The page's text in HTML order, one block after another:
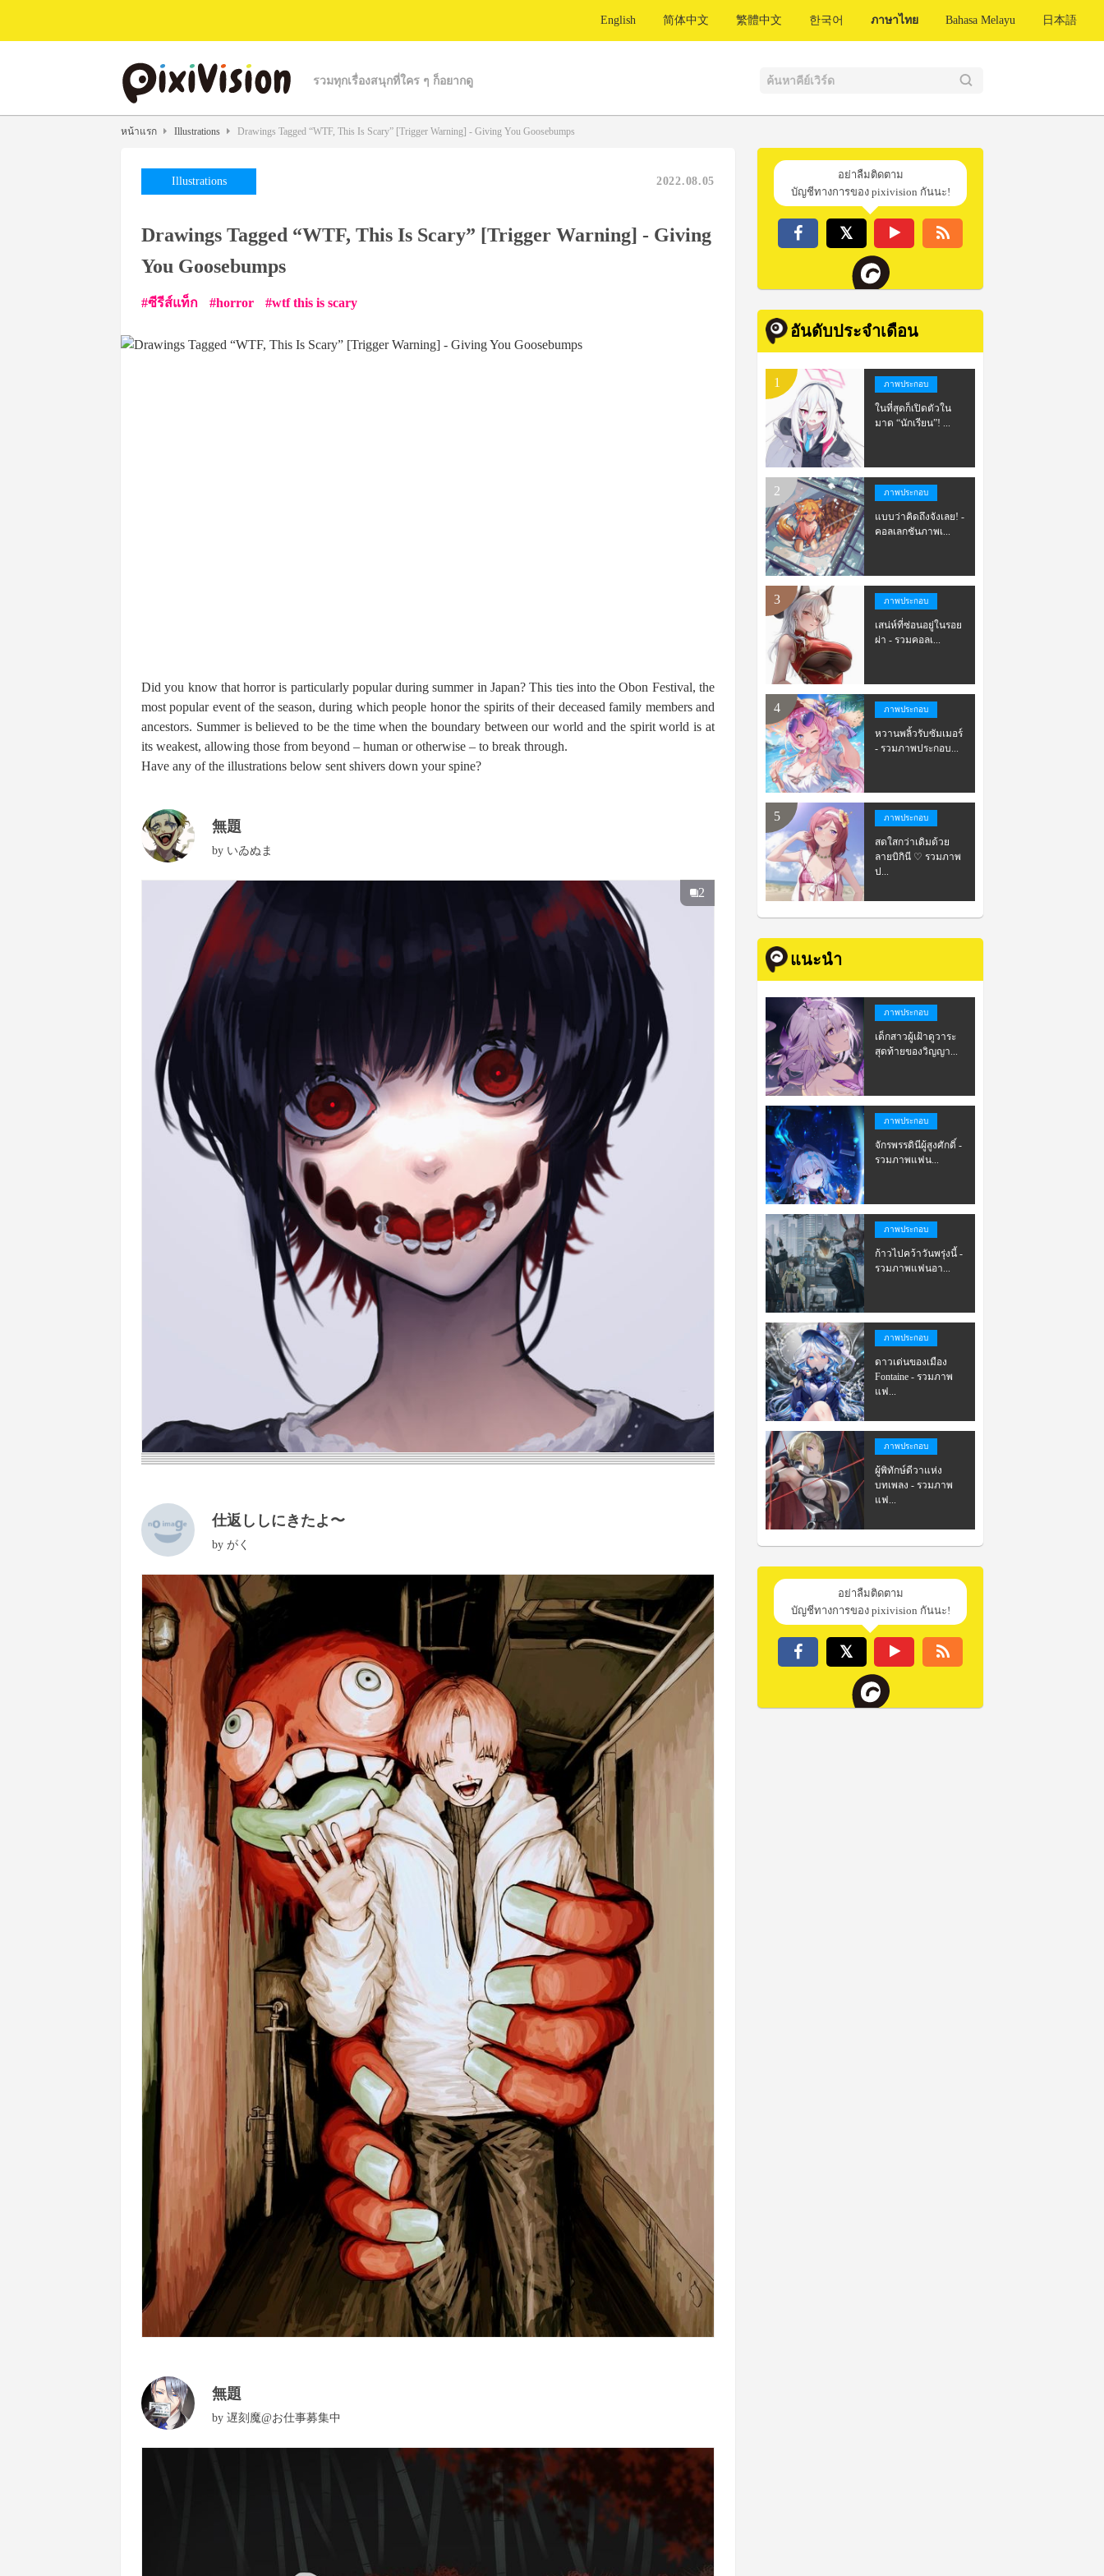
English 简体中文 繁體中文 한국어 ภาษาไทย Bahasa Melayu 日本語
รวมทุกเรื่องสนุกที่ใคร ๆ ก็อยากดู
หน้าแรก Illustrations Drawings Tagged “WTF, This Is Scary” [Trigger Warning] - Giving You Goosebumps
Illustrations 2022.08.05
Drawings Tagged “WTF, This Is Scary” [Trigger Warning] - Giving
You Goosebumps
ซีรีส์แท็ก horror wtf this is scary
Did you know that horror is particularly popular during summer in Japan? This ties into the Obon Festival, the
most popular event of the season, during which people honor the spirits of their deceased family members and
ancestors. Summer is believed to be the time when the boundary between our world and the spirit world is at
its weakest, allowing those from beyond – human or otherwise – to break through.
Have any of the illustrations below sent shivers down your spine?
無題
by いゐぬま
2
仕返ししにきたよ〜
by がく
無題
by 遅刻魔@お仕事募集中
อย่าลืมติดตาม
บัญชีทางการของ pixivision กันนะ!
อันดับประจำเดือน
ภาพประกอบ
ในที่สุดก็เปิดตัวใน
มาด “นักเรียน”! ...
ภาพประกอบ
แบบว่าคิดถึงจังเลย! -
คอลเลกชันภาพเ...
ภาพประกอบ
เสน่ห์ที่ซ่อนอยู่ในรอย
ผ่า - รวมคอลเ...
ภาพประกอบ
หวานพลิ้วรับซัมเมอร์
- รวมภาพประกอบ...
ภาพประกอบ
สดใสกว่าเดิมด้วย
ลายบิกินี ♡ รวมภาพ
ป...
แนะนำ
ภาพประกอบ
เด็กสาวผู้เฝ้าดูวาระ
สุดท้ายของวิญญา...
ภาพประกอบ
จักรพรรดินีผู้สูงศักดิ์ -
รวมภาพแฟน...
ภาพประกอบ
ก้าวไปคว้าวันพรุ่งนี้ -
รวมภาพแฟนอา...
ภาพประกอบ
ดาวเด่นของเมือง
Fontaine - รวมภาพ
แฟ...
ภาพประกอบ
ผู้พิทักษ์ดีวาแห่ง
บทเพลง - รวมภาพ
แฟ...
อย่าลืมติดตาม
บัญชีทางการของ pixivision กันนะ!